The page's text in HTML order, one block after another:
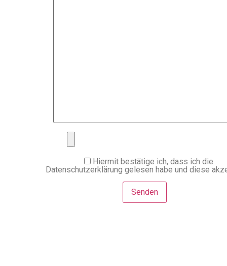
Hiermit bestätige ich, dass ich die
Datenschutzerklärung gelesen habe und diese